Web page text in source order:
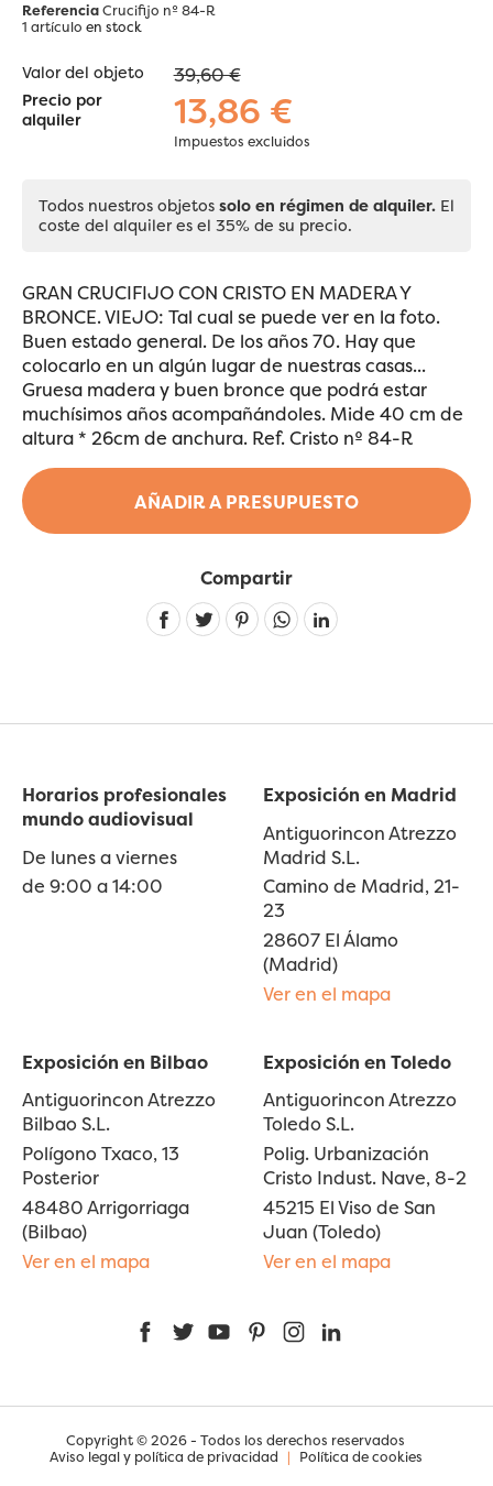
ReferenciaCrucifijo nº 84-R
1 artículo en stock
AÑADIR A PRESUPUESTO
Valor del objeto 39,60 €
Precio por
alquiler
13,86 €
Impuestos excluidos
Todos nuestros objetos solo en régimen de alquiler. El
coste del alquiler es el 35% de su precio.
GRAN CRUCIFIJO CON CRISTO EN MADERA Y
BRONCE. VIEJO: Tal cual se puede ver en la foto.
Buen estado general. De los años 70. Hay que
colocarlo en un algún lugar de nuestras casas...
Gruesa madera y buen bronce que podrá estar
muchísimos años acompañándoles. Mide 40 cm de
altura * 26cm de anchura. Ref. Cristo nº 84-R
Compartir
Linkedin
Horarios profesionales
mundo audiovisual
De lunes a viernes
de 9:00 a 14:00
Exposición en Madrid
Antiguorincon Atrezzo
Madrid S.L.
Camino de Madrid, 21-
23
28607 El Álamo
(Madrid)
Ver en el mapa
Exposición en Bilbao
Antiguorincon Atrezzo
Bilbao S.L.
Polígono Txaco, 13
Posterior
48480 Arrigorriaga
(Bilbao)
Ver en el mapa
Exposición en Toledo
Antiguorincon Atrezzo
Toledo S.L.
Polig. Urbanización
Cristo Indust. Nave, 8-2
45215 El Viso de San
Juan (Toledo)
Ver en el mapa
FacebookTwitterYouTubePinterestInstagram
Copyright © 2026 - Todos los derechos reservados
Aviso legal y política de privacidad | Política de cookies